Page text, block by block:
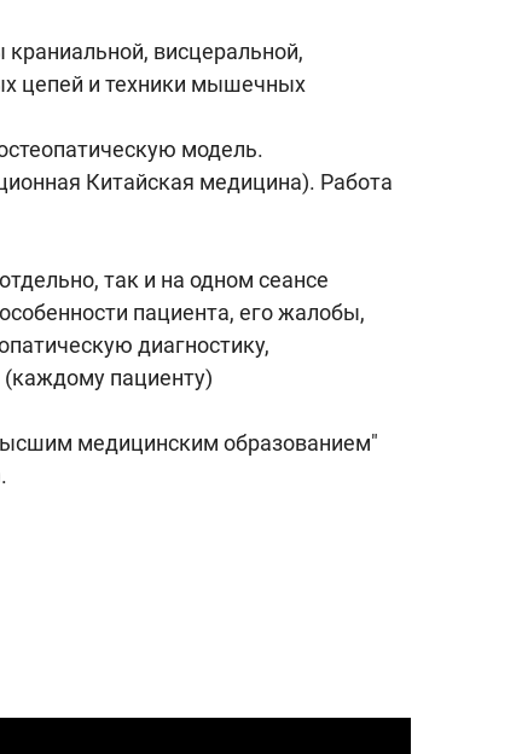
висцеральной,
цепей и техники мышечных
модель.
Китайская медицина). Работа
так и на одном сеансе
пациента, его жалобы,
диагностику,
пациенту)
медицинским образованием"